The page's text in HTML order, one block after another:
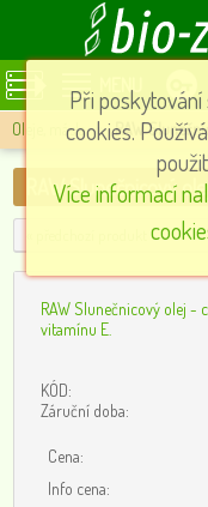
MENU
Oleje, másla » RAW
RAW Slunečnicový
RAW Slunečnicový olej -
vitamínu E.
KÓD:
Záruční doba:
Cena:
Info cena:
Při
cookies.
Více informací